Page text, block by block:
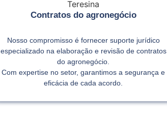
Contratos do agronegócio
Nosso compromisso é fornecer suporte jurídico
especializado na elaboração e revisão de contratos
do agronegócio.
Com expertise no setor, garantimos a segurança e
eficácia de cada acordo.